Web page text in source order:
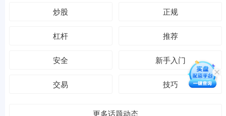
炒股 正规
杠杆 推荐
安全 新手入门
交易 技巧
更多话题动态